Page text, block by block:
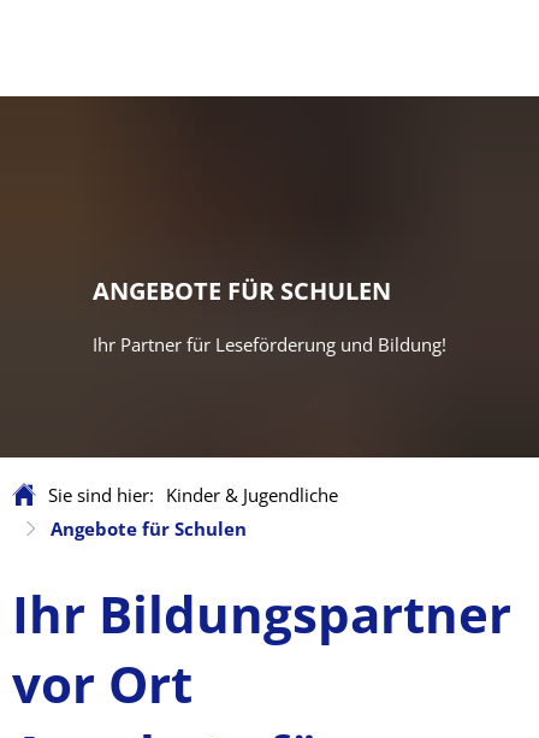
ANGEBOTE FÜR SCHULEN
Ihr Partner für Leseförderung und Bildung!
Sie sind hier: Kinder & Jugendliche
Angebote für Schulen
Angebote
für
Ihr Bildungspartner
vor Ort